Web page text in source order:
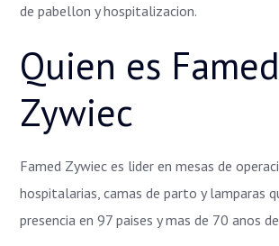
de pabellon y hospitalizacion.
Quien es Famed
Zywiec
Famed Zywiec es lider en mesas de
hospitalarias, camas de parto y lamparas
presencia en 97 paises y mas de 70 anos